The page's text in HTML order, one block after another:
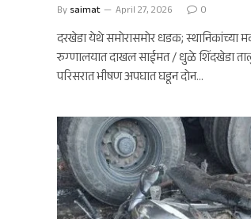
By saimat April 27, 2026 0
दरखेडा येथे समोरासमोर धडक; स्थानिकांच्या
रुग्णालयात दाखल साईमत / धुळे शिंदखेडा
परिसरात भीषण अपघात घडून दोन…